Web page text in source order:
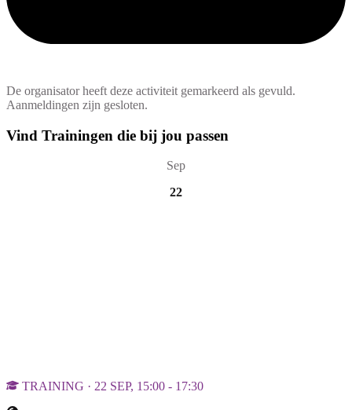
De organisator heeft deze activiteit gemarkeerd als gevuld.
Aanmeldingen zijn gesloten.
Vind Trainingen die bij jou passen
Sep
22
TRAINING · 22 SEP, 15:00 - 17:30